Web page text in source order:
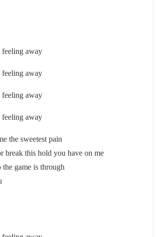
away
away
away
away
the sweetest pain
break this hold you have on me
game is through